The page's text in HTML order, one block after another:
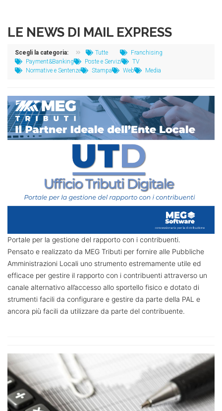
LE NEWS DI MAIL EXPRESS
Scegli la categoria: Tutte
Franchising
Payment&Banking
Poste e Servizi
TV
Normative e Sentenze
Stampa Web Media
Portale per la gestione del rapporto con i contribuenti.
Pensato e realizzato da MEG Tributi per fornire alle Pubbliche
Amministrazioni Locali uno strumento estremamente utile ed
efficace per gestire il rapporto con i contribuenti attraverso un
canale alternativo all’accesso allo sportello fisico e dotato di
strumenti facili da configurare e gestire da parte della PAL e
ancora più facili da utilizzare da parte del contribuente.